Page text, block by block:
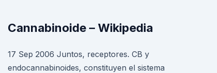
Cannabinoide – Wikipedia
17 Sep 2006 Juntos, receptores. CB y
endocannabinoides, constituyen el sistema